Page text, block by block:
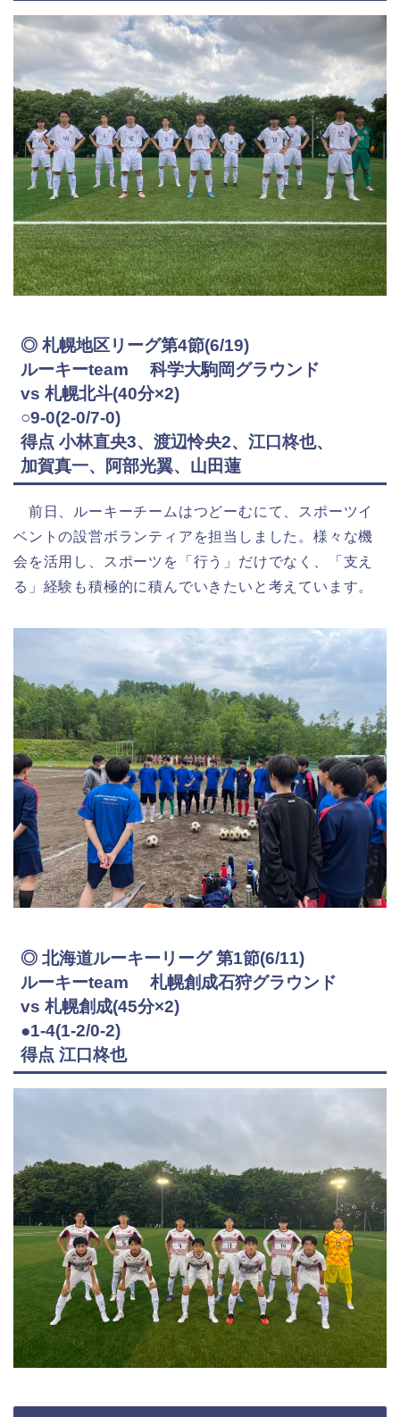
◎ 札幌地区リーグ第4節(6/19)
ルーキーteam 科学大駒岡グラウンド
vs 札幌北斗(40分×2)
○9-0(2-0/7-0)
得点 小林直央3、渡辺怜央2、江口柊也、
加賀真一、阿部光翼、山田蓮
前日、ルーキーチームはつどーむにて、スポーツイ
ベントの設営ボランティアを担当しました。様々な機
会を活用し、スポーツを「行う」だけでなく、「支え
る」経験も積極的に積んでいきたいと考えています。
◎ 北海道ルーキーリーグ 第1節(6/11)
ルーキーteam 札幌創成石狩グラウンド
vs 札幌創成(45分×2)
●1-4(1-2/0-2)
得点 江口柊也